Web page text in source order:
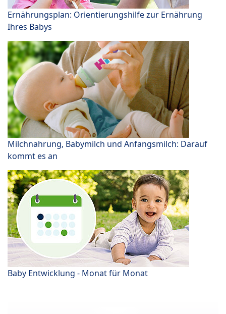
Ernährungsplan: Orientierungshilfe zur Ernährung
Ihres Babys
Milchnahrung, Babymilch und Anfangsmilch: Darauf
kommt es an
Baby Entwicklung - Monat für Monat